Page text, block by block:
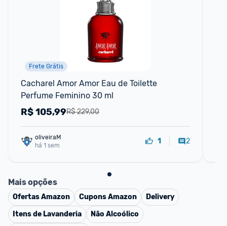
Frete Grátis
Cacharel Amor Amor Eau de Toilette
Perfume Feminino 30 ml
R$ 229,00
R$105,99
oliveiraM
há 1 sem
1 2
Mais opções
OfertasAmazon CuponsAmazon
Delivery
Itens de Lavanderia
Não Alcoólico